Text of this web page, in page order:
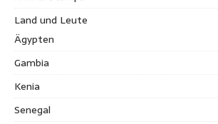
Land und Leute
Ägypten
Gambia
Kenia
Senegal